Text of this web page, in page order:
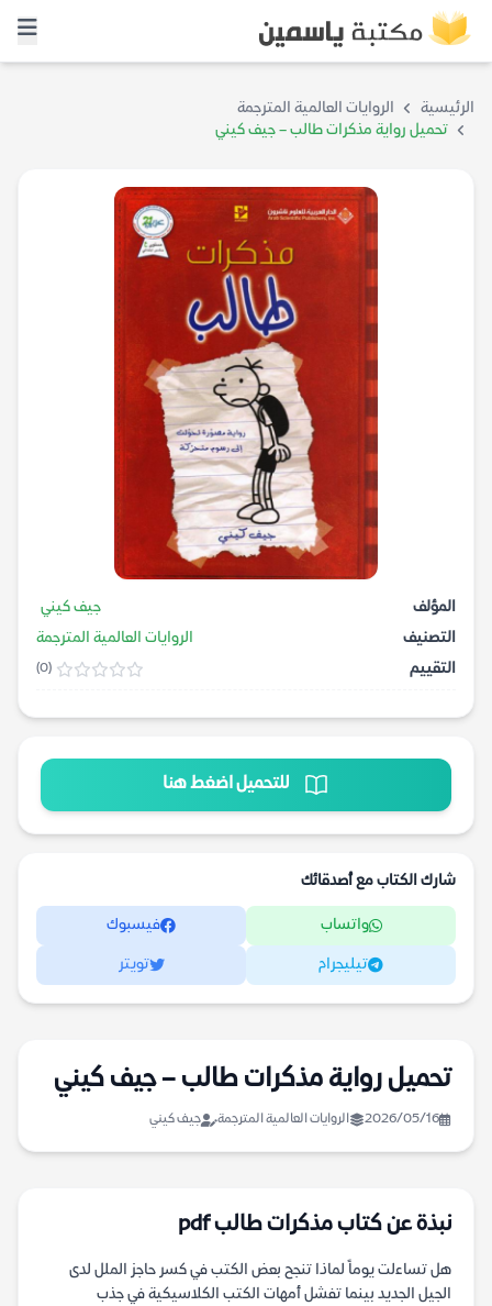
الرئيسية
الروايات العالمية المترجمة
تحميل رواية مذكرات طالب – جيف كيني
المؤلف
جيف كيني
التصنيف
الروايات العالمية المترجمة
التقييم
(0)
للتحميل اضغط هنا
شارك الكتاب مع أصدقائك
واتساب فيسبوك
تيليجرام تويتر
تحميل رواية مذكرات طالب – جيف كيني
2026/05/16 الروايات العالمية المترجمة جيف كيني
نبذة عن كتاب مذكرات طالب pdf
هل تساءلت يوماً لماذا تنجح بعض الكتب في كسر حاجز الملل لدى
الجيل الجديد بينما تفشل أمهات الكتب الكلاسيكية في جذب